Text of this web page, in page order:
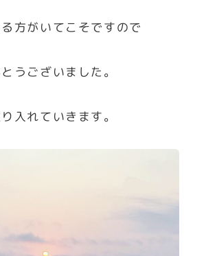
方がいてこそですので
うございました。
入れていきます。